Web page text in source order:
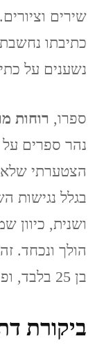
שירים
כתיבתו
נשענים על
ספרו, רוחות
נהר ספרים על
הצטערתי
בגלל נגישות
ושנית, כיוון
הולך ונכחד.
בן 25 בלבד, ופורסם לראשונה ב-1908.
ביקורת